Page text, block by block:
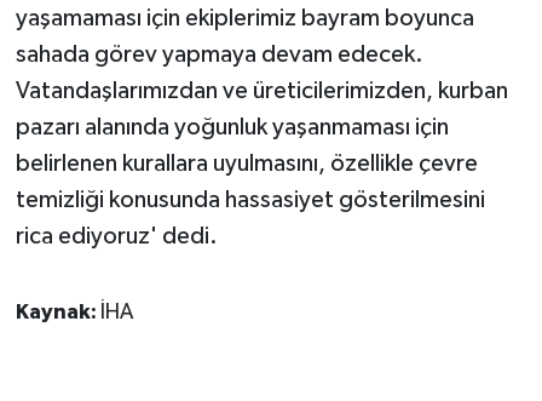
yaşamaması için ekiplerimiz bayram boyunca
sahada görev yapmaya devam edecek.
Vatandaşlarımızdan ve üreticilerimizden, kurban
pazarı alanında yoğunluk yaşanmaması için
belirlenen kurallara uyulmasını, özellikle çevre
temizliği konusunda hassasiyet gösterilmesini
rica ediyoruz' dedi.
Kaynak: İHA